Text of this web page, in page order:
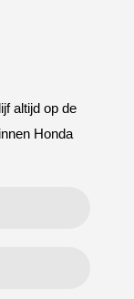
altijd op de
Honda